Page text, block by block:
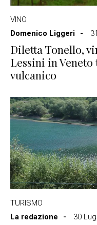
VINO
Domenico Liggeri
Diletta Tonello,
Lessini in
vulcanico
TURISMO
La redazione
30